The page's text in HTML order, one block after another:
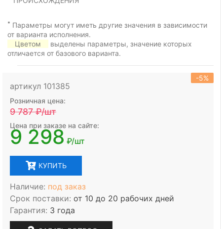
* Параметры могут иметь другие значения в зависимости
от варианта исполнения.
Цветом
выделены параметры, значение которых
отличается от базового варианта.
артикул 101385
-5%
Розничная цена:
9 787₽/шт
Цена при заказе на сайте:
9 298 ₽/шт
КУПИТЬ
Наличие: под заказ
Срок поставки: от 10 до 20 рабочих дней
Гарантия: 3 года